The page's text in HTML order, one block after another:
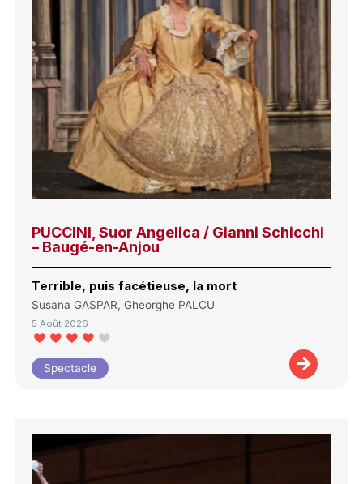
PUCCINI, Suor Angelica / Gianni Schicchi
– Baugé-en-Anjou
Terrible, puis facétieuse, la mort
Susana GASPAR, Gheorghe PALCU
5 Août 2026
Spectacle